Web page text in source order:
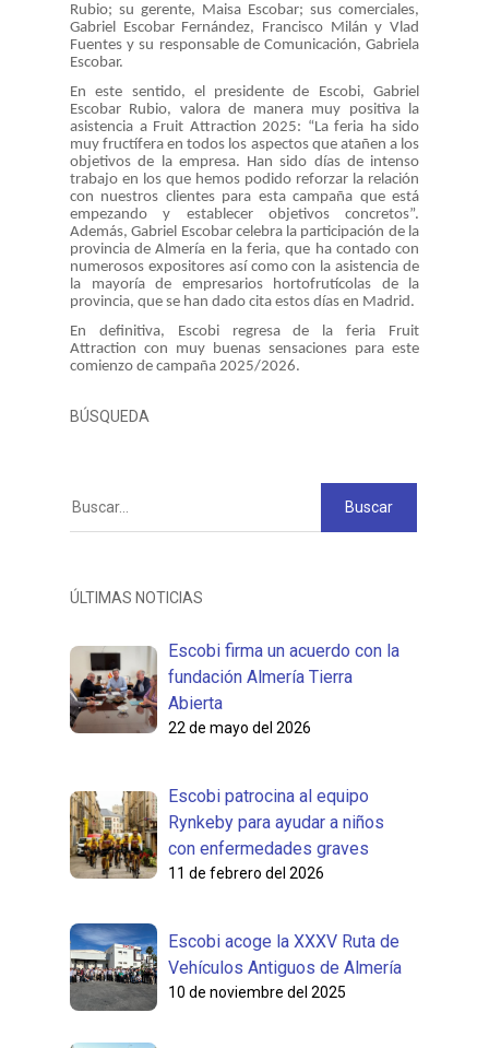
Rubio; su gerente, Maisa Escobar; sus comerciales,
Gabriel Escobar Fernández, Francisco Milán y Vlad
Fuentes y su responsable de Comunicación, Gabriela
Escobar.
En este sentido, el presidente de Escobi, Gabriel
Escobar Rubio, valora de manera muy positiva la
asistencia a Fruit Attraction 2025: “La feria ha sido
muy fructífera en todos los aspectos que atañen a los
objetivos de la empresa. Han sido días de intenso
trabajo en los que hemos podido reforzar la relación
con nuestros clientes para esta campaña que está
empezando y establecer objetivos concretos”.
Además, Gabriel Escobar celebra la participación de la
provincia de Almería en la feria, que ha contado con
numerosos expositores así como con la asistencia de
la mayoría de empresarios hortofrutícolas de la
provincia, que se han dado cita estos días en Madrid.
En definitiva, Escobi regresa de la feria Fruit
Attraction con muy buenas sensaciones para este
comienzo de campaña 2025/2026.
BÚSQUEDA
ÚLTIMAS NOTICIAS
Escobi firma un acuerdo con la
fundación Almería Tierra
Abierta
22 de mayo del 2026
Escobi patrocina al equipo
Rynkeby para ayudar a niños
con enfermedades graves
11 de febrero del 2026
Escobi acoge la XXXV Ruta de
Vehículos Antiguos de Almería
10 de noviembre del 2025